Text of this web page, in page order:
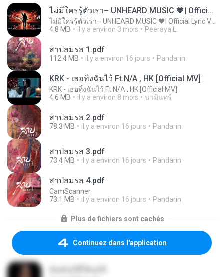
ไม่มีใครรู้ตัวเรา– UNHEARD MUSIC 🖤| Official Lyric Video | เพลงสู้ชีวิต
4.8 MB
il y a environ 3 mois Peeraya L.
สาปสมรส 1.pdf
112.4 MB il y a environ 16 jours Pandarin
KRK - เธอทิ้งฉันไว้ Ft.N/A , HK [Official MV]
KRK - เธอทิ้งฉันไว้ Ft.N/A , HK [Official MV]
4.6 MB
il y a environ 8 mois นวมินทร์
สาปสมรส 2.pdf
78.3 MB il y a environ 16 jours Pandarin
สาปสมรส 3.pdf
73.4 MB il y a environ 16 jours Pandarin
สาปสมรส 4.pdf
CamScanner
73.1 MB
il y a environ 16 jours Pandarin
Plus de fichiers sont cachés
Continuez dans l'application